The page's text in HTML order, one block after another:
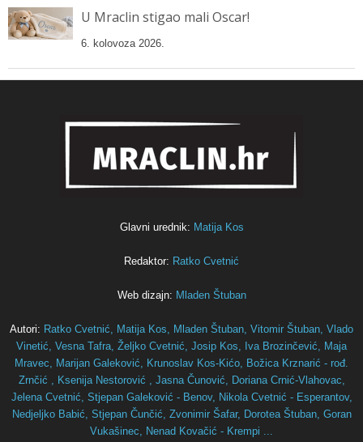
U Mraclin stigao mali Oscar!
6. kolovoza 2026.
Glavni urednik: Matija Kos
Redaktor: Ratko Cvetnić
Web dizajn: Mladen Štuban
Autori: Ratko Cvetnić, Matija Kos, Mladen Štuban, Vitomir Štuban, Vlado
Vinetić, Vesna Tafra, Željko Cvetnić, Josip Kos, Iva Brozinčević,
Maja
Mravec,
Marijan Galeković, Krunoslav Kos-Kićo,
Božica Krznarić - rođ.
Zrnčić ,
Ksenija Nestorović , Jasna Čunović,
Doriana Crnić-Vlahovac,
Jelena Cvetnić, Stjepan Galeković - Benov, Nikola Cvetnić - Esperantov,
Nedjeljko Babić, Stjepan Čunčić, Zvonimir Šafar, Dorotea Štuban, Goran
Vukašinec,
Nenad Kovačić - Krempi ...